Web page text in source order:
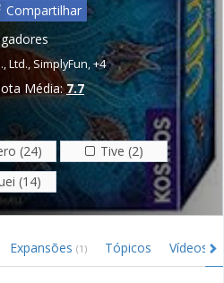
Compartilhar
Ltd.,SimplyFun,+4
Média:7.7
(24)
Tive (2)
(14)
Expansões (1) Tópicos Vídeos